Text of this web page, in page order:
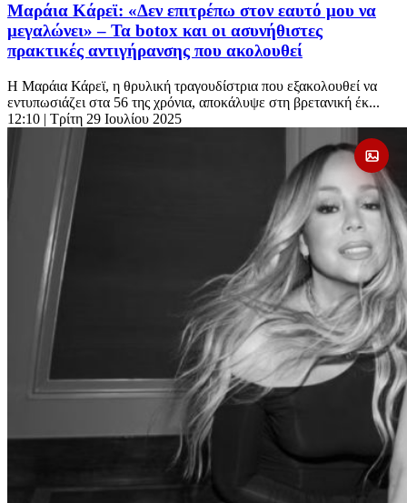
Μαράια Κάρεϊ: «Δεν επιτρέπω στον εαυτό μου να
μεγαλώνει» – Τα botox και οι ασυνήθιστες
πρακτικές αντιγήρανσης που ακολουθεί
Η Μαράια Κάρεϊ, η θρυλική τραγουδίστρια που εξακολουθεί να
εντυπωσιάζει στα 56 της χρόνια, αποκάλυψε στη βρετανική έκ...
12:10 | Τρίτη 29 Ιουλίου 2025